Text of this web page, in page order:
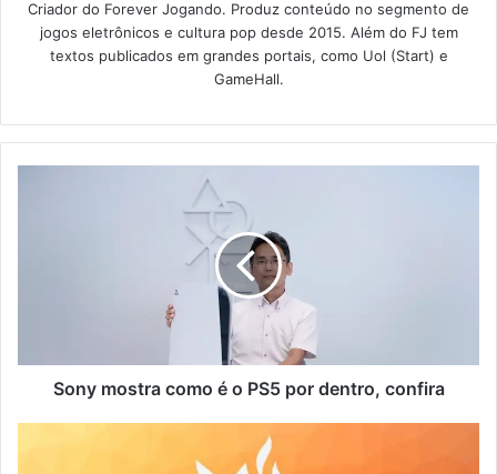
Criador do Forever Jogando. Produz conteúdo no segmento de
jogos eletrônicos e cultura pop desde 2015. Além do FJ tem
textos publicados em grandes portais, como Uol (Start) e
GameHall.
Sony mostra como é o PS5 por dentro, confira